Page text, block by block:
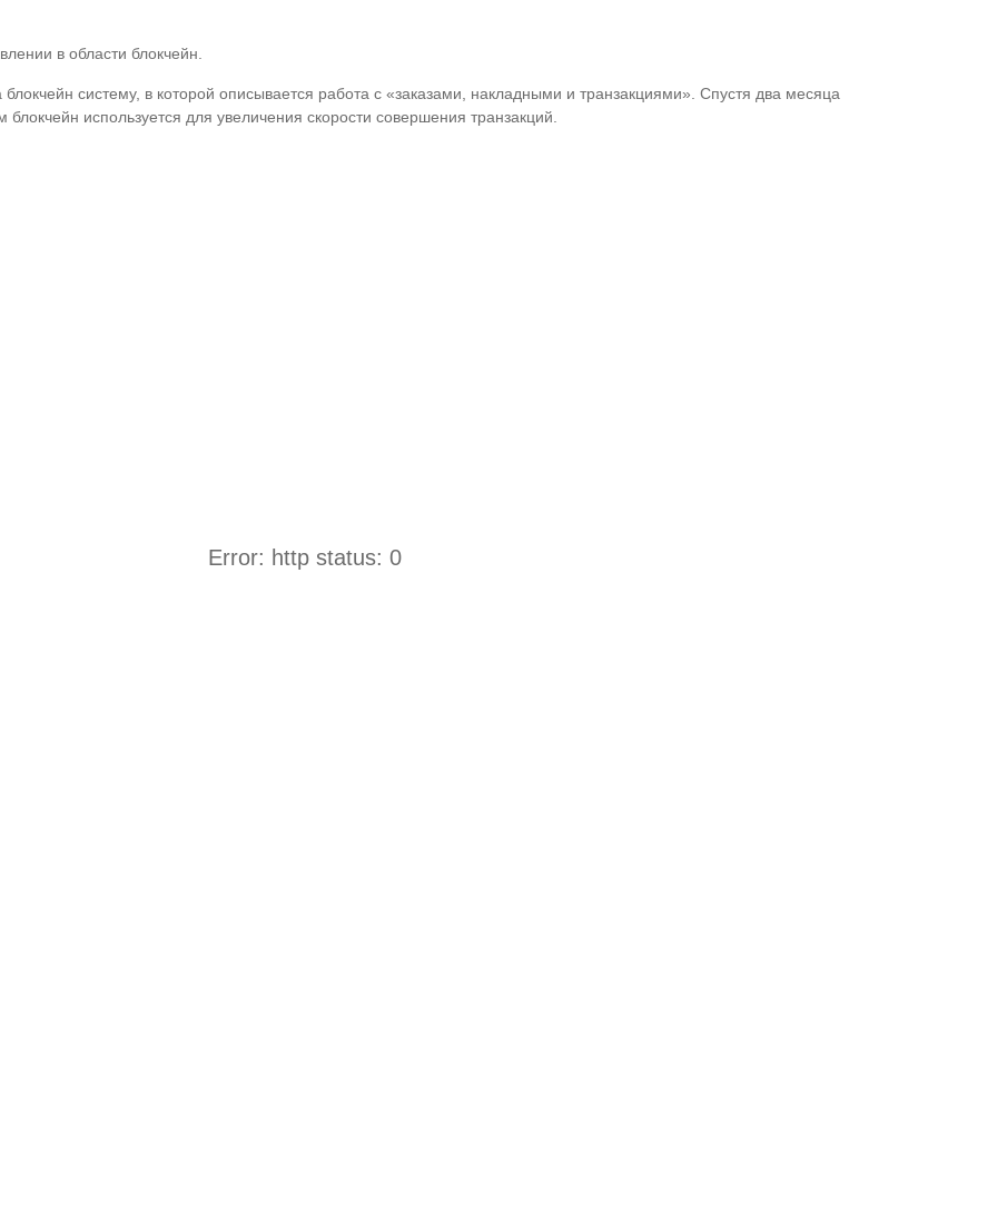
в области блокчейн.
систему, в которой описывается работа с «заказами, накладными и транзакциями». Спустя два месяца
используется для увеличения скорости совершения транзакций.
Error: http status: 0